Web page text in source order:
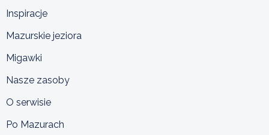
Inspiracje
Mazurskie jeziora
Migawki
Nasze zasoby
O serwisie
Po Mazurach